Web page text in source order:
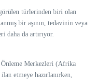
türlerinden biri olan
bir aşının, tedavinin veya
daha da artırıyor.
Merkezleri (Afrika
etmeye hazırlanırken,